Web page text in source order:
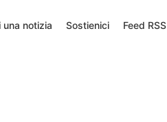
una notizia Sostienici Feed RSS